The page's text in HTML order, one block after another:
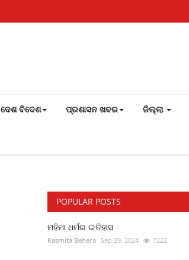
ଦେଶ ବିଦେଶ ପ୍ରଶାସନ ଖବର ଜିଲ୍ଲା
POPULAR POSTS
ମହିମା ଧର୍ମର ଇତିହାସ
Rasmita Behera Sep 29, 2024 7222